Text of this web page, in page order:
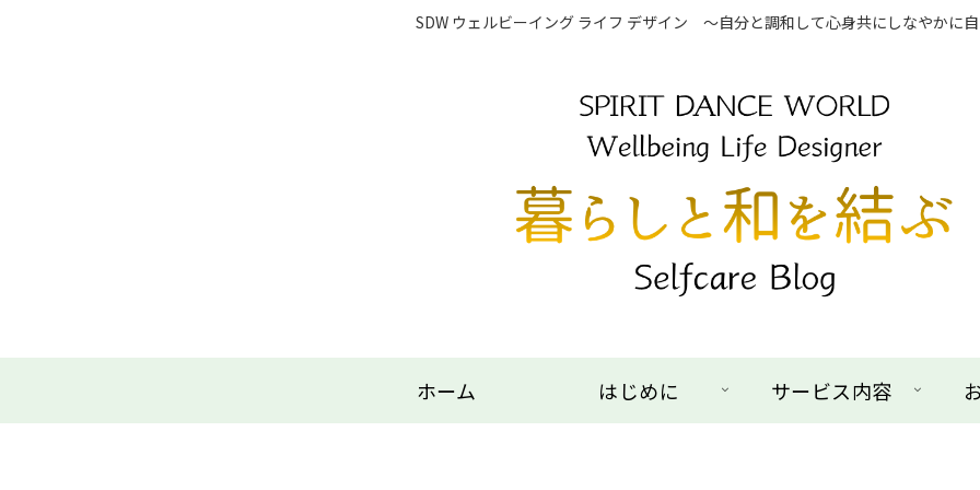
SDW ウェルビーイング ライフ デザイン ～自分と調和して心身共にしなやかに
ホーム はじめに サービス内容